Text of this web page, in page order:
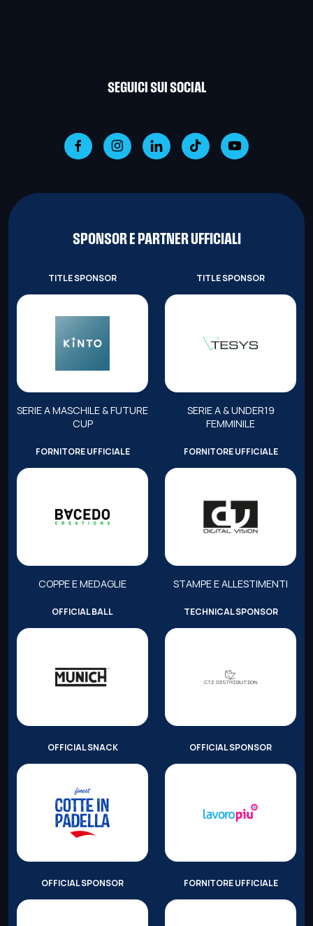
SEGUICI SUI SOCIAL
SPONSOR E PARTNER UFFICIALI
TITLE SPONSOR
SERIE A MASCHILE & FUTURE
CUP
TITLE SPONSOR
SERIE A & UNDER19
FEMMINILE
FORNITORE UFFICIALE
COPPE E MEDAGLIE
FORNITORE UFFICIALE
STAMPE E ALLESTIMENTI
OFFICIAL BALL TECHNICAL SPONSOR
OFFICIAL SNACK OFFICIAL SPONSOR
OFFICIAL SPONSOR FORNITORE UFFICIALE